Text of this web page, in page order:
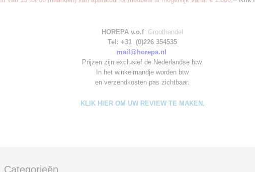
HOREPA v.o.f Groothandel
Tel: +31 (0)226 354535
mail@horepa.nl
Prijzen zijn exclusief de Nederlandse btw.
In het winkelmandje worden btw
en verzendkosten pas zichtbaar.
KLIK HIER OM UW REVIEW TE MAKEN.
Categorieën